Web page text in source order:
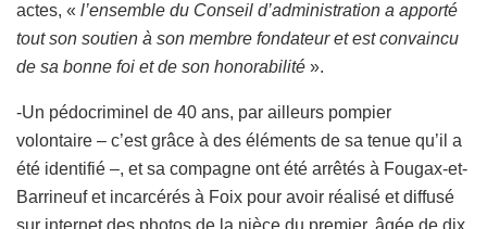
actes, « l’ensemble du Conseil d’administration a apporté
tout son soutien à son membre fondateur et est convaincu
de sa bonne foi et de son honorabilité ».
-Un pédocriminel de 40 ans, par ailleurs pompier
volontaire – c’est grâce à des éléments de sa tenue qu’il a
été identifié –, et sa compagne ont été arrêtés à Fougax-et-
Barrineuf et incarcérés à Foix pour avoir réalisé et diffusé